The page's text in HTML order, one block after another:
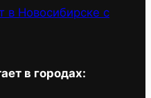
в Новосибирске с
в городах: